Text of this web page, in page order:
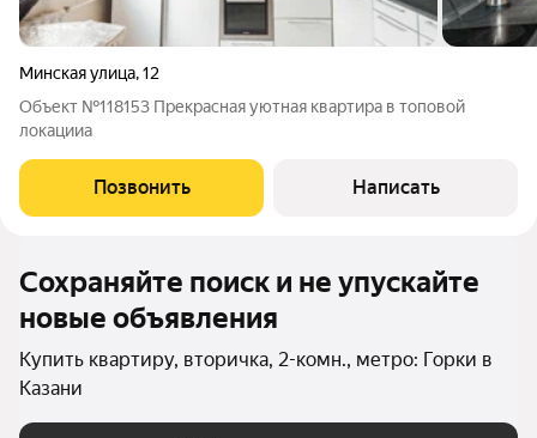
Минская улица,12
Объект №118153 Прекрасная уютная квартира в топовой
локацииа
Позвонить Написать
Сохраняйте поиск и не упускайте
новые объявления
Купить квартиру, вторичка, 2-комн., метро: Горки в
Казани